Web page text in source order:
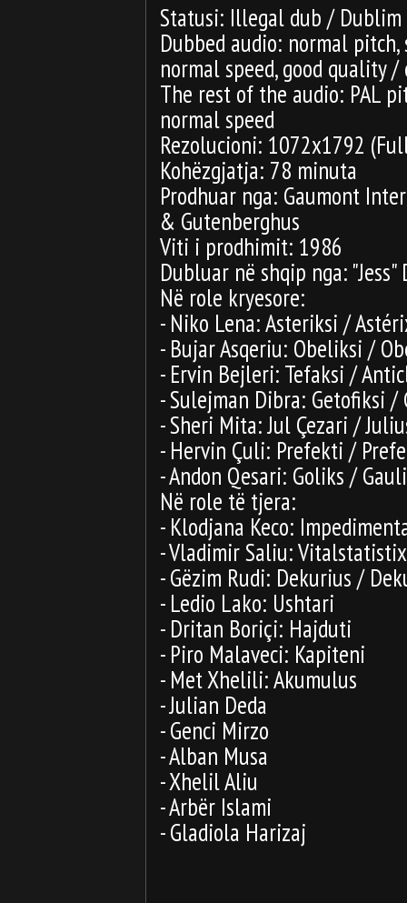
Statusi: Illegal dub /
Dubbed audio: normal
normal speed, good quality
The rest of the audio: PAL
normal speed
Rezolucioni: 1072x1792
Kohëzgjatja: 78 minuta
Prodhuar nga: Gaumont
& Gutenberghus
Viti i prodhimit: 1986
Dubluar në shqip nga: "Jess"
Në role kryesore:
- Niko Lena: Asteriksi /
- Bujar Asqeriu: Obeliksi /
- Ervin Bejleri: Tefaksi /
- Sulejman Dibra: Getofiksi /
- Sheri Mita: Jul Çezari /
- Hervin Çuli: Prefekti /
- Andon Qesari: Goliks /
Në role të tjera:
- Klodjana Keco:
- Vladimir Saliu:
- Gëzim Rudi: Dekurius /
- Ledio Lako: Ushtari
- Dritan Boriçi: Hajduti
- Piro Malaveci: Kapiteni
- Met Xhelili: Akumulus
- Julian Deda
- Genci Mirzo
- Alban Musa
- Xhelil Aliu
- Arbër Islami
- Gladiola Harizaj